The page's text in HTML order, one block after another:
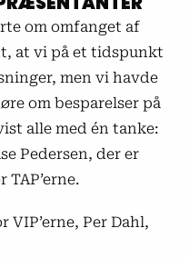
om omfanget af
at vi på et tidspunkt
men vi havde
om besparelser på
alle med én tanke:
Pedersen, der er
Per Dahl,